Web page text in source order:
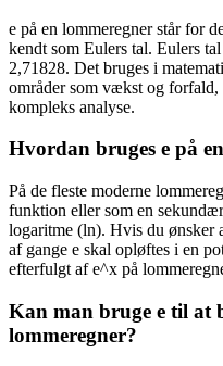
e på en lommeregner står for
kendt som Eulers tal. Eulers
2,71828. Det bruges i
områder som vækst og
kompleks analyse.
Hvordan bruges e på
På de fleste moderne
funktion eller som en
logaritme (ln). Hvis du ønsker
af gange e skal opløftes i en
efterfulgt af e^x på
Kan man bruge e til at
lommeregner?